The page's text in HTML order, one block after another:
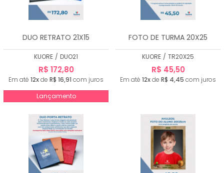
DUO RETRATO 21X15
KUORE / DUO21
R$ 172,80
Em até 12xde R$ 16,91 com juros
Lançamento
FOTO DE TURMA 20X25
KUORE / TR20X25
R$ 45,50
Em até 12xde R$ 4,45 com juros